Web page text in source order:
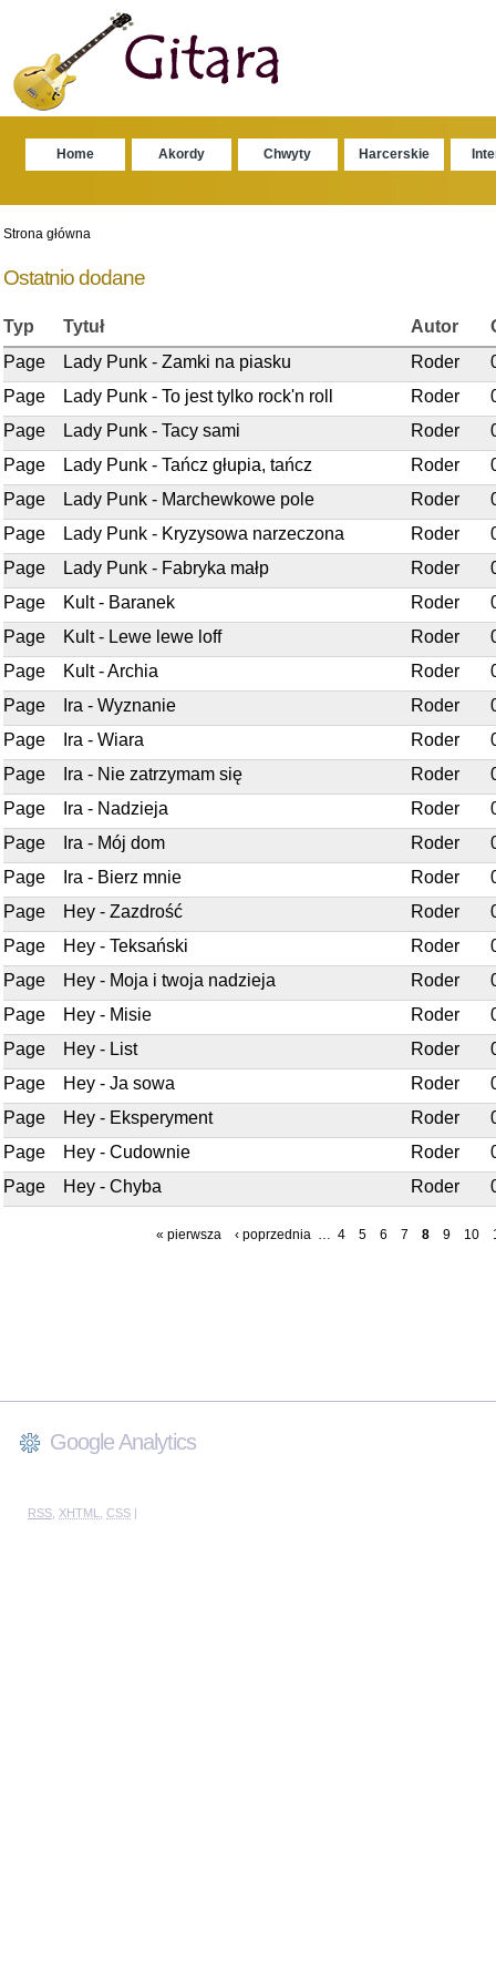
Home Akordy Chwyty Harcerskie
Strona główna
Ostatnio dodane
Typ Tytuł Autor
Page
Lady Punk - Zamki na piasku Roder
Page
Lady Punk - To jest tylko rock'n roll Roder
Page
Lady Punk - Tacy sami Roder
Page
Lady Punk - Tańcz głupia, tańcz Roder
Page
Lady Punk - Marchewkowe pole Roder
Page
Lady Punk - Kryzysowa narzeczona Roder
Page
Lady Punk - Fabryka małp Roder
Page
Kult - Baranek Roder
Page
Kult - Lewe lewe loff Roder
Page
Kult - Archia Roder
Page
Ira - Wyznanie Roder
Page
Ira - Wiara Roder
Page
Ira - Nie zatrzymam się Roder
Page
Ira - Nadzieja Roder
Page
Ira - Mój dom Roder
Page
Ira - Bierz mnie Roder
Page
Hey - Zazdrość Roder
Page
Hey - Teksański Roder
Page
Hey - Moja i twoja nadzieja Roder
Page
Hey - Misie Roder
Page
Hey - List Roder
Page
Hey - Ja sowa Roder
Page
Hey - Eksperyment Roder
Page
Hey - Cudownie Roder
Page
Hey - Chyba Roder
« pierwsza ‹ poprzednia … 4 5 6 7 8 9 10
Google Analytics
RSS XHTML CSS |